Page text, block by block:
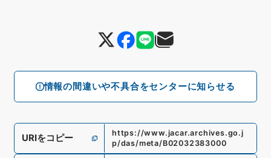
情報の間違いや不具合をセンターに知らせる
URIをコピー
https://www.jacar.archives.go.j
p/das/meta/B02032383000